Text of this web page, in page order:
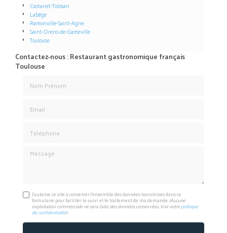
Castanet-Tolosan
Labège
Ramonville-Saint-Agne
Saint-Orens-de-Gameville
Toulouse
Contactez-nous : Restaurant gastronomique français
Toulouse
Message
J'autorise ce site à conserver l'ensemble des données transmises dans ce
formulaire pour faciliter le suivi et le traitement de ma demande.(Aucune
exploitation commerciale ne sera faite des données conservées. Voir notrepolitique
de confidentialité)